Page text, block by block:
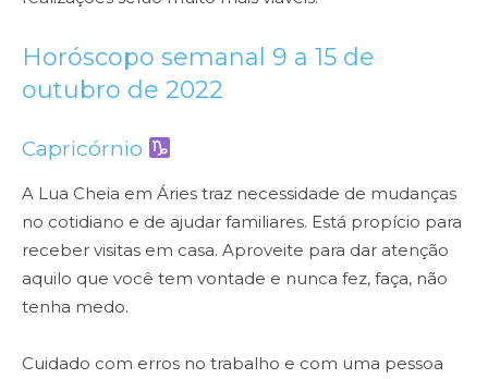
Horóscopo semanal 9 a 15 de
outubro de 2022
Capricórnio
A Lua Cheia em Áries traz necessidade de mudanças
no cotidiano e de ajudar familiares. Está propício para
receber visitas em casa. Aproveite para dar atenção
aquilo que você tem vontade e nunca fez, faça, não
tenha medo.
Cuidado com erros no trabalho e com uma pessoa